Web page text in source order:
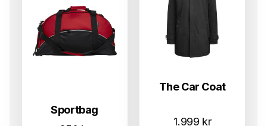
Sportbag
The Car Coat
1.999 kr